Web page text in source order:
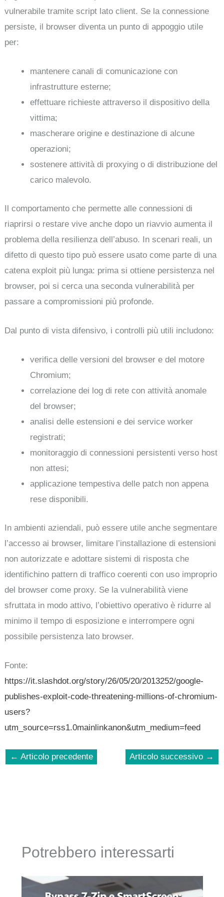
vulnerabile tramite script lato client. Se la connessione
persiste, il browser diventa un punto di appoggio utile
per:
mantenere canali di comunicazione con
infrastrutture esterne;
effettuare richieste attraverso il dispositivo della
vittima;
mascherare origine e destinazione di alcune
operazioni;
sostenere attività di proxying o di distribuzione del
carico malevolo.
Il comportamento che permette alle connessioni di
riaprirsi o restare vive anche dopo un riavvio aumenta il
problema della resilienza dell’abuso. In scenari reali, un
difetto di questo tipo può essere usato come parte di una
catena exploit più lunga: prima si ottiene persistenza nel
browser, poi si cerca una seconda vulnerabilità per
passare a compromissioni più profonde.
Dal punto di vista difensivo, i controlli più utili includono:
verifica delle versioni del browser e del motore
Chromium;
correlazione dei log di rete con attività anomale
del browser;
analisi delle estensioni e dei service worker
registrati;
monitoraggio di connessioni persistenti verso host
non attesi;
applicazione tempestiva delle patch non appena
rese disponibili.
In ambienti aziendali, può essere utile anche segmentare
l’accesso ai browser, limitare l’installazione di estensioni
non autorizzate e adottare sistemi di risposta che
identifichino pattern di traffico coerenti con uso improprio
del browser come proxy. Se la vulnerabilità viene
sfruttata in modo attivo, l’obiettivo operativo è ridurre al
minimo il tempo di esposizione e interrompere ogni
possibile persistenza lato browser.
Fonte:
https://it.slashdot.org/story/26/05/20/2013252/google-
publishes-exploit-code-threatening-millions-of-chromium-
users?
utm_source=rss1.0mainlinkanon&utm_medium=feed
← Articolo precedente Articolo successivo →
Potrebbero interessarti